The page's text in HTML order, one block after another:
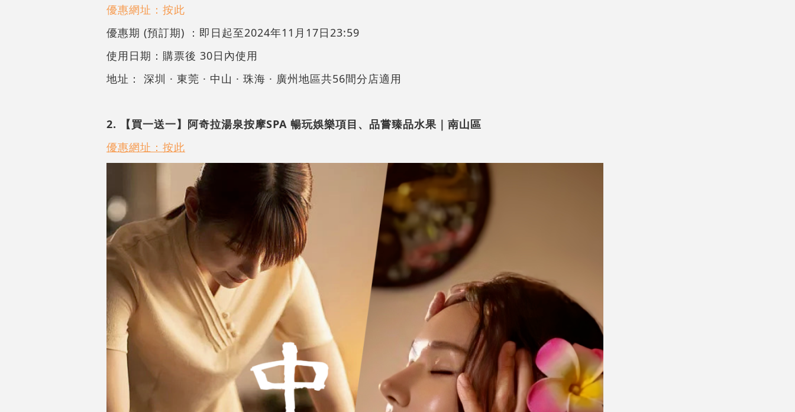
優惠網址：按此
優惠期 (預訂期) ：即日起至2024年11月17日23:59
使用日期：購票後 30日內使用
地址： 深圳 · 東莞 · 中山 · 珠海 · 廣州地區共56間分店適用
2. 【買一送一】阿奇拉湯泉按摩SPA 暢玩娛樂項目、品嘗臻品水果｜南山區
優惠網址：按此